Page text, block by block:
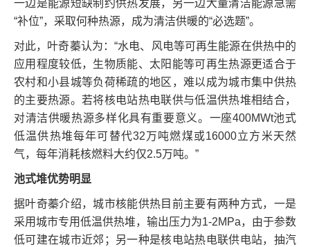
一边是能源短缺制约供热发展，另一边大量清洁能源急需
“补位”，采取何种热源，成为清洁供暖的“必选题”。
对此，叶奇蓁认为：“水电、风电等可再生能源在供热中的
应用程度较低，生物质能、太阳能等可再生热源更适合于
农村和小县城等负荷稀疏的地区，难以成为城市集中供热
的主要热源。若将核电站热电联供与低温供热堆相结合，
对清洁供暖热源多样化具有重要意义。一座400MWt池式
低温供热堆每年可替代32万吨燃煤或16000立方米天然
气，每年消耗核燃料大约仅2.5万吨。”
池式堆优势明显
据叶奇蓁介绍，城市核能供热目前主要有两种方式，一是
采用城市专用低温供热堆，输出压力为1-2MPa，由于参数
低可建在城市近郊；另一种是核电站热电联供电站，抽汽